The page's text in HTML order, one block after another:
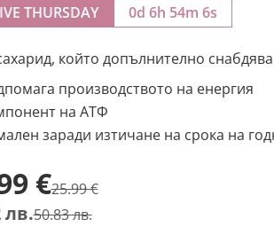
THURSDAY
0d 6h 54m 5s
който допълнително снабдява
производството на енергия
на АТФ
заради изтичане на срока на
€25.99 €
лв.50.83 лв.